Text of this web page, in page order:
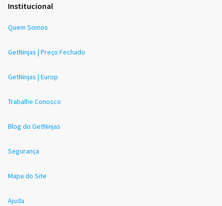
Institucional
Quem Somos
GetNinjas | Preço Fechado
GetNinjas | Europ
Trabalhe Conosco
Blog do GetNinjas
Segurança
Mapa do Site
Ajuda